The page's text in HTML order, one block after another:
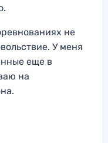
не
У меня
еще в
на